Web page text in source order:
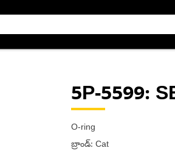
5P-5599:
O-ring
బ్రాండ్: Cat